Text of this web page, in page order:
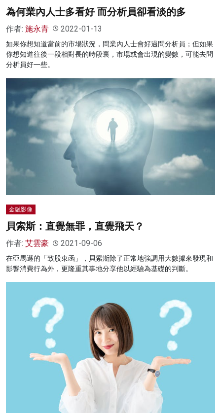
為何業內人士多看好 而分析員卻看淡的多
作者: 施永青 2022-01-13
如果你想知道當前的市場狀況，問業內人士會好過問分析員；但如果
你想知道往後一段相對長的時段裏，市場或會出現的變數，可能去問
分析員好一些。
金融影像
貝索斯：直覺無罪，直覺飛天？
作者: 艾雲豪 2021-09-06
在亞馬遜的「致股東函」，貝索斯除了正常地強調用大數據來發現和
影響消費行為外，更隆重其事地分享他以經驗為基礎的判斷。